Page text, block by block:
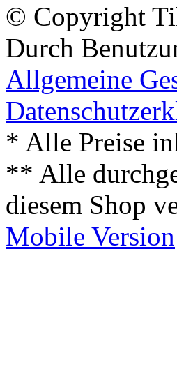
© Copyright
Durch
Allgemeine
* Alle Preise
** Alle
diesem Shop
Mobile Version